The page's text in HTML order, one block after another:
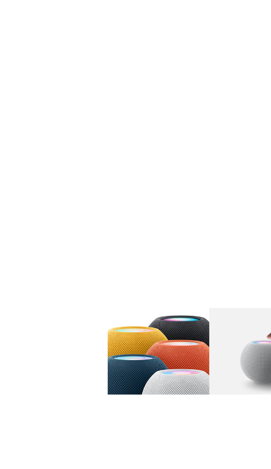
图库 图像 1